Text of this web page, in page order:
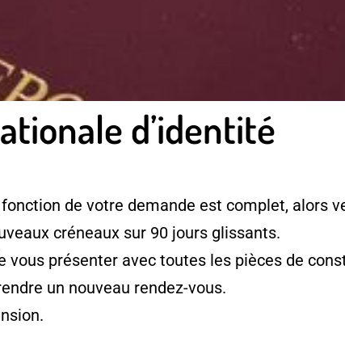
d’identité
de votre demande est complet, alors
créneaux sur 90 jours glissants.
vous présenter avec toutes les pièces de
un nouveau rendez-vous.